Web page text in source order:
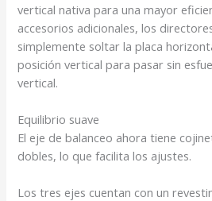
vertical nativa para una mayor
accesorios adicionales, los
simplemente soltar la placa
posición vertical para pasar sin
vertical.
Equilibrio suave
El eje de balanceo ahora tiene
dobles, lo que facilita los ajustes.
Los tres ejes cuentan con un